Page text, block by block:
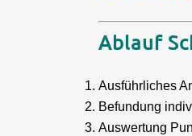
Ablauf
Ausführliches
Befundung
Auswertung